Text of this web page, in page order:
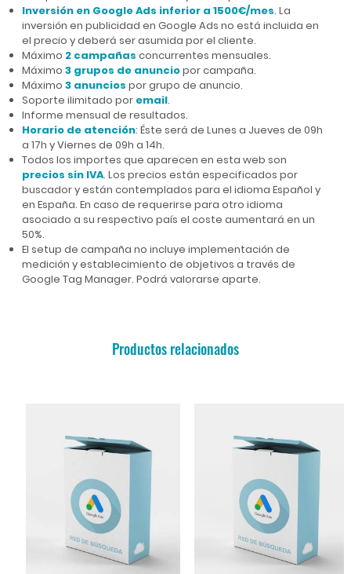
Inversión en Google Ads inferior a 1500€/mes. La
inversión en publicidad en Google Ads no está incluida en
el precio y deberá ser asumida por el cliente.
Máximo 2 campañas concurrentes mensuales.
Máximo 3 grupos de anunciopor campaña.
Máximo 3 anuncios por grupo de anuncio.
Soporte ilimitado por email.
Informe mensual de resultados.
Horario de atención: Éste será de Lunes a Jueves de 09h
a 17h y Viernes de 09h a 14h.
Todos los importes que aparecen en esta web son
precios sin IVA. Los precios están especificados por
buscador y están contemplados para el idioma Español y
en España. En caso de requerirse para otro idioma
asociado a su respectivo país el coste aumentará en un
50%.
El setup de campaña no incluye implementación de
medición y establecimiento de objetivos a través de
Google Tag Manager. Podrá valorarse aparte.
Productos relacionados